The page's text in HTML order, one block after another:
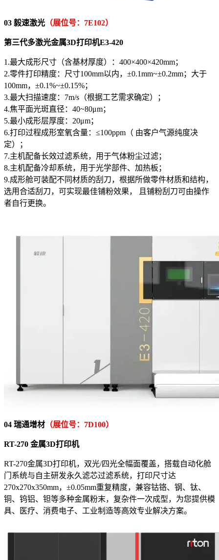
03 毅速激光 （展位号：7E102）
第三代多激光金属3D打印机E3-420
1.最大成形尺寸（含基材厚度）：400×400×420mm；
2.零件打印精度：尺寸100mm以内，±0.1mm~±0.2mm；大于
100mm，±0.1%~±0.15%；
3.最大扫描速度：7m/s（根据工艺需求确定）；
4.焦平面光斑直径：40~80μm；
5.最小成形层厚度：20μm；
6.打印过程成形室氧含量：≤100ppm（ 由客户气源纯度决
定）；
7.主机配备长效过滤系统，用于气体粉尘过滤；
8.主机配备冷却系统，用于光学部件、加热板；
9.成形舱可装配不同材质的刮刀，根据所做零件材质和结构，
选用合适刮刀，可实现最佳铺粉效果， 且铺粉刮刀可由操作
者自行更换。
04 瑞通增材 （展位号：7D100）
RT-270 金属3D打印机
RT-270金属3D打印机，双光/四光全幅面覆盖，搭载自动化舱
门系统与自主研发永久滤芯过滤系统，打印尺寸达
270x270x350mm，±0.05mm重复精度，兼容钴铬、钢、钛、
铜、钨铝、钽等多种金属粉末，复杂件一次成型，为您提供模
具、医疗、消费电子、工业制造等高效专业解决方案。